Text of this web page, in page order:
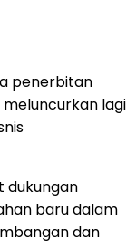
penerbitan
lagi
dukungan
baru dalam
dan